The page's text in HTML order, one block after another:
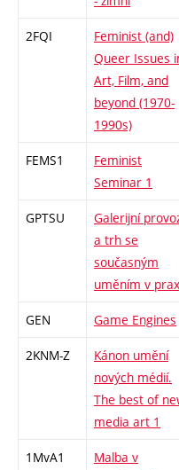
2FQI
Feminist (and)
Queer Issues
Art, Film, and
beyond (1970-
1990s)
FEMS1
Feminist
Seminar 1
GPTSU
Galerijní
a trh se
současným
uměním v
GEN Game Engines
2KNM-Z
Kánon umění
nových médií.
The best of
media art 1
1MvA1
Malba v